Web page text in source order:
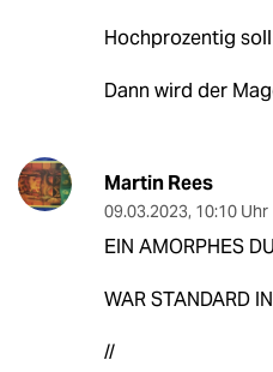
Hochprozentig
Dann wird der
Martin Rees
09.03.2023, 10:10 Uhr
EIN AMORPHES
WAR STANDARD
//